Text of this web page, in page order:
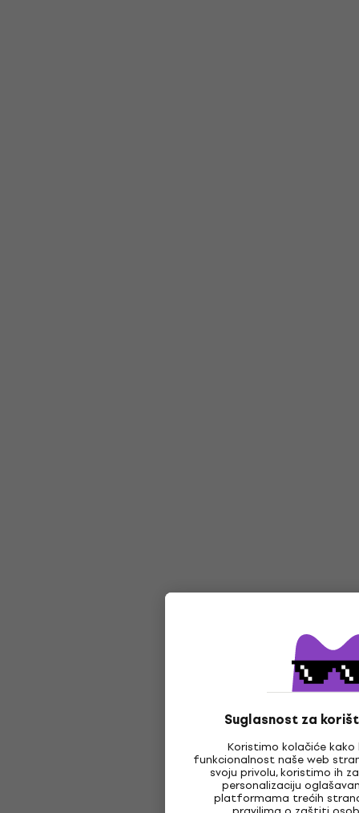
Suglasnost za
Koristimo kolačiće
funkcionalnost naše web
svoju privolu, koristimo ih
personalizaciju
platformama trećih